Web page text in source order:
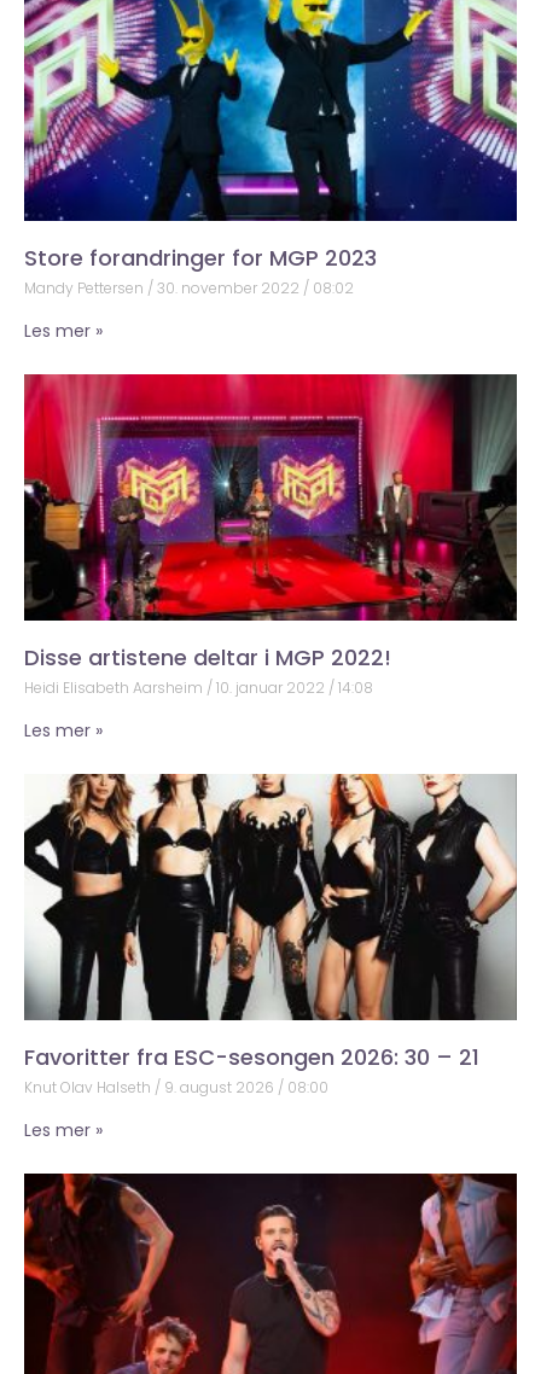
Store forandringer for MGP 2023
Mandy Pettersen 30. november 2022 08:02
Les mer »
Disse artistene deltar i MGP 2022!
Heidi Elisabeth Aarsheim 10. januar 2022 14:08
Les mer »
Favoritter fra ESC-sesongen 2026: 30 – 21
Knut Olav Halseth 9. august 2026 08:00
Les mer »